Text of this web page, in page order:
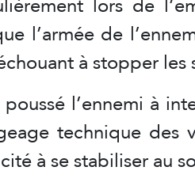
l’armée de
à stopper les
l’ennemi à
technique des
à se stabiliser au